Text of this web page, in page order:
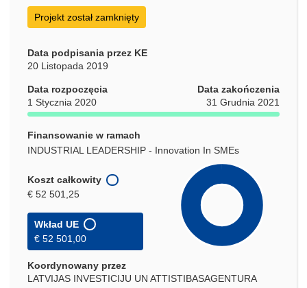
Projekt został zamknięty
Data podpisania przez KE
20 Listopada 2019
Data rozpoczęcia
1 Stycznia 2020
Data zakończenia
31 Grudnia 2021
Finansowanie w ramach
INDUSTRIAL LEADERSHIP - Innovation In SMEs
Koszt całkowity
€ 52 501,25
Wkład UE
€ 52 501,00
Koordynowany przez
LATVIJAS INVESTICIJU UN ATTISTIBASAGENTURA